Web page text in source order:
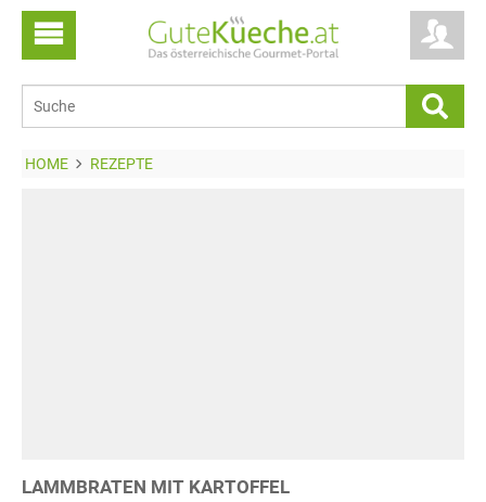
HOME REZEPTE
LAMMBRATEN MIT KARTOFFEL